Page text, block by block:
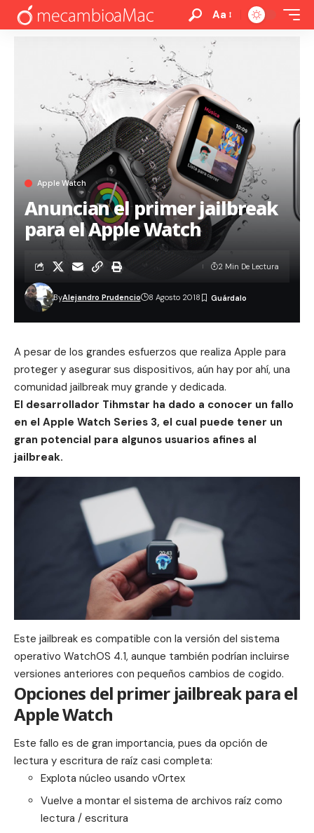
Aa
Apple Watch
Anuncian el primer jailbreak
para el Apple Watch
ByAlejandro Prudencio 8 Agosto 2018
2 Min De Lectura
A pesar de los grandes esfuerzos que realiza Apple para
proteger y asegurar sus dispositivos, aún hay por ahí, una
comunidad jailbreak muy grande y dedicada.
El desarrollador Tihmstar ha dado a conocer un fallo
en el Apple Watch Series 3, el cual puede tener un
gran potencial para algunos usuarios afines al
jailbreak.
Este jailbreak es compatible con la versión del sistema
operativo WatchOS 4.1, aunque también podrían incluirse
versiones anteriores con pequeños cambios de cogido.
Opciones del primer jailbreak para el
Apple Watch
Este fallo es de gran importancia, pues da opción de
lectura y escritura de raíz casi completa:
Explota núcleo usando v0rtex
Vuelve a montar el sistema de archivos raíz como
lectura / escritura